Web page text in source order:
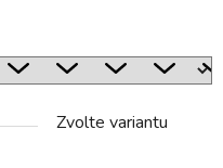
Zvolte variantu